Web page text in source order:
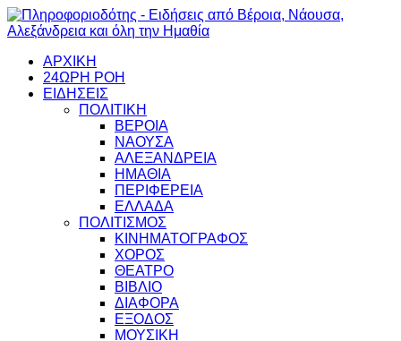
ΑΡΧΙΚΗ
24ΩΡΗ ΡΟΗ
ΕΙΔΗΣΕΙΣ
ΠΟΛΙΤΙΚΗ
ΒΕΡΟΙΑ
ΝΑΟΥΣΑ
ΑΛΕΞΑΝΔΡΕΙΑ
ΗΜΑΘΙΑ
ΠΕΡΙΦΕΡΕΙΑ
ΕΛΛΑΔΑ
ΠΟΛΙΤΙΣΜΟΣ
ΚΙΝΗΜΑΤΟΓΡΑΦΟΣ
ΧΟΡΟΣ
ΘΕΑΤΡΟ
ΒΙΒΛΙΟ
ΔΙΑΦΟΡΑ
ΕΞΟΔΟΣ
ΜΟΥΣΙΚΗ